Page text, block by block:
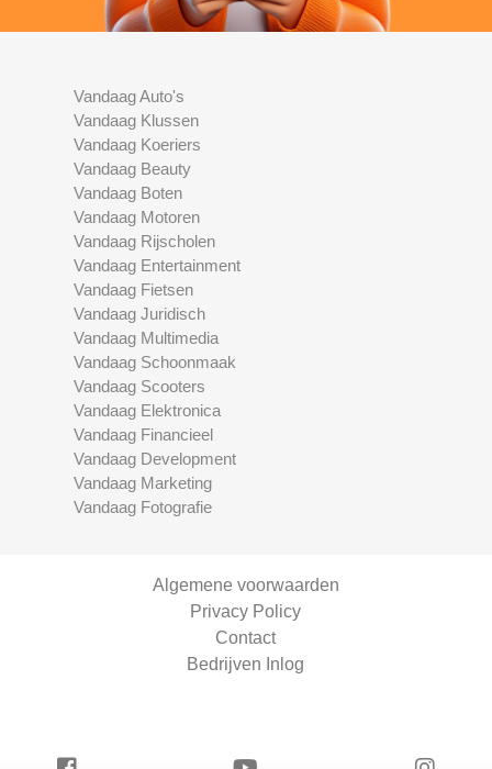
Vandaag Auto's
Vandaag Klussen
Vandaag Koeriers
Vandaag Beauty
Vandaag Boten
Vandaag Motoren
Vandaag Rijscholen
Vandaag Entertainment
Vandaag Fietsen
Vandaag Juridisch
Vandaag Multimedia
Vandaag Schoonmaak
Vandaag Scooters
Vandaag Elektronica
Vandaag Financieel
Vandaag Development
Vandaag Marketing
Vandaag Fotografie
Algemene voorwaarden
Privacy Policy
Contact
Bedrijven Inlog